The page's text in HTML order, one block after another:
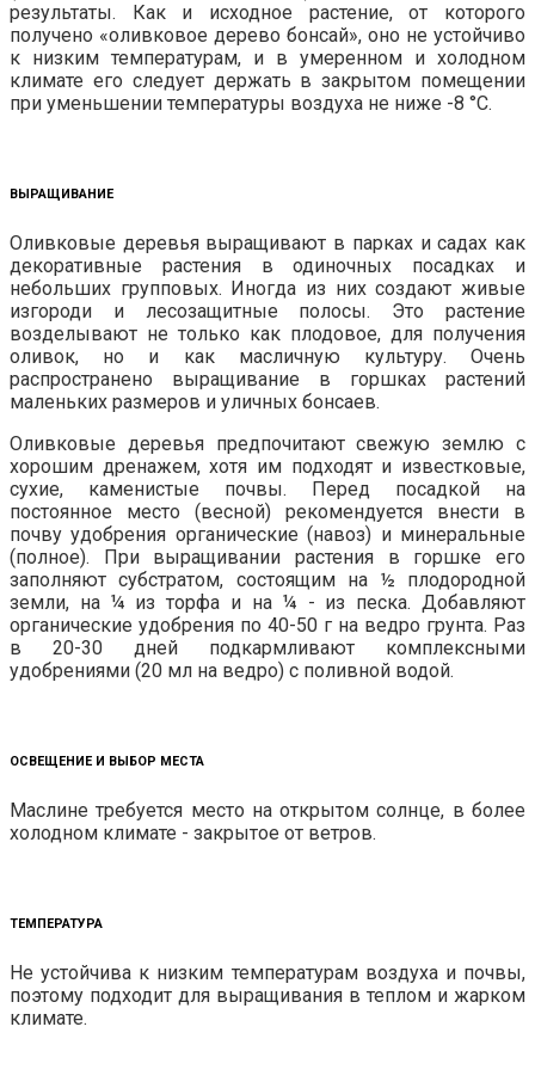
результаты. Как и исходное растение, от которого
получено «оливковое дерево бонсай», оно не устойчиво
к низким температурам, и в умеренном и холодном
климате его следует держать в закрытом помещении
при уменьшении температуры воздуха не ниже -8 °С.
ВЫРАЩИВАНИЕ
Оливковые деревья выращивают в парках и садах как
декоративные растения в одиночных посадках и
небольших групповых. Иногда из них создают живые
изгороди и лесозащитные полосы. Это растение
возделывают не только как плодовое, для получения
оливок, но и как масличную культуру. Очень
распространено выращивание в горшках растений
маленьких размеров и уличных бонсаев.
Оливковые деревья предпочитают свежую землю с
хорошим дренажем, хотя им подходят и известковые,
сухие, каменистые почвы. Перед посадкой на
постоянное место (весной) рекомендуется внести в
почву удобрения органические (навоз) и минеральные
(полное). При выращивании растения в горшке его
заполняют субстратом, состоящим на ½ плодородной
земли, на ¼ из торфа и на ¼ - из песка. Добавляют
органические удобрения по 40-50 г на ведро грунта. Раз
в 20-30 дней подкармливают комплексными
удобрениями (20 мл на ведро) с поливной водой.
ОСВЕЩЕНИЕ И ВЫБОР МЕСТА
Маслине требуется место на открытом солнце, в более
холодном климате - закрытое от ветров.
ТЕМПЕРАТУРА
Не устойчива к низким температурам воздуха и почвы,
поэтому подходит для выращивания в теплом и жарком
климате.